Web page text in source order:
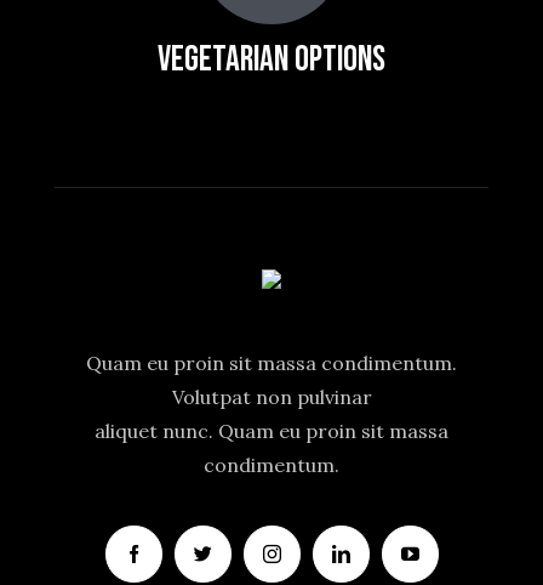
Vegetarian Options
Quam eu proin sit massa condimentum.
Volutpat non pulvinar
aliquet nunc. Quam eu proin sit massa
condimentum.